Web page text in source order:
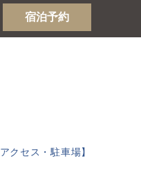
宿泊予約
アクセス・駐車場】